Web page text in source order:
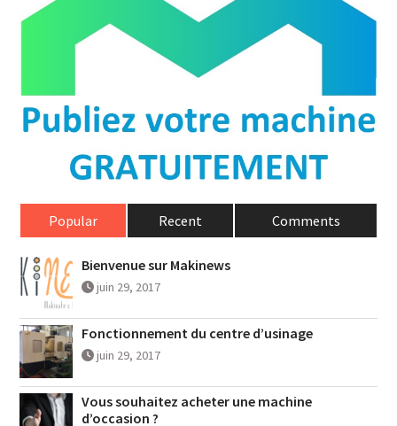
Popular Recent Comments
Bienvenue sur Makinews
juin 29, 2017
Fonctionnement du centre d’usinage
juin 29, 2017
Vous souhaitez acheter une machine
d’occasion ?